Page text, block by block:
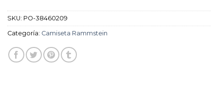
SKU: PO-38460209
Categoría: Camiseta Rammstein